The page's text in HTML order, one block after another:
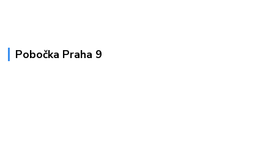
Pobočka Praha 9